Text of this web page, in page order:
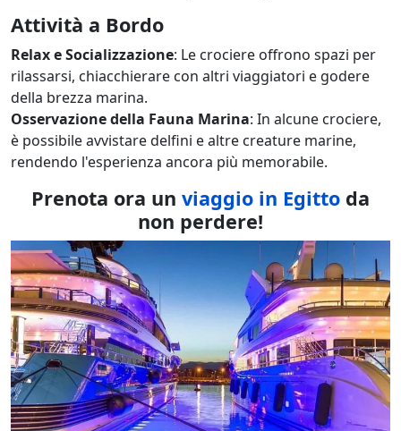
Attività a Bordo
Relax e Socializzazione: Le crociere offrono spazi per
rilassarsi, chiacchierare con altri viaggiatori e godere
della brezza marina.
Osservazione della Fauna Marina: In alcune crociere,
è possibile avvistare delfini e altre creature marine,
rendendo l'esperienza ancora più memorabile.
Prenota ora un viaggio in Egitto da
non perdere!